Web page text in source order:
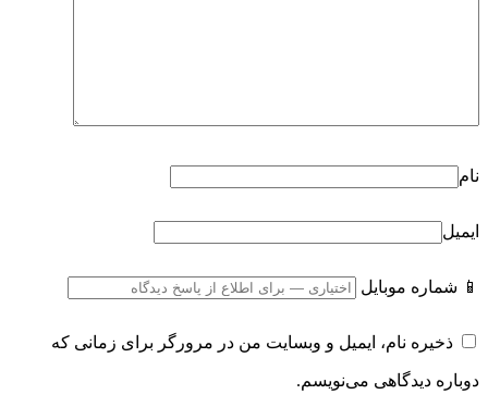
نام
ایمیل
📱 شماره موبایل
ذخیره نام، ایمیل و وبسایت من در مرورگر برای زمانی که
دوباره دیدگاهی می‌نویسم.